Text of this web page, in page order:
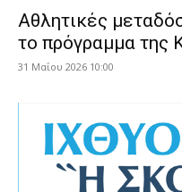
Αθλητικές
το πρόγραμμα της
31 Μαΐου 2026 10:00